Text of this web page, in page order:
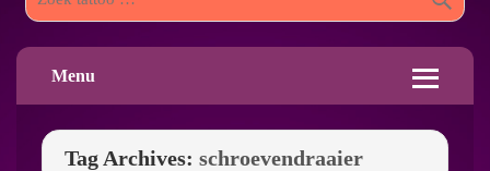
Menu
Tag Archives: schroevendraaier